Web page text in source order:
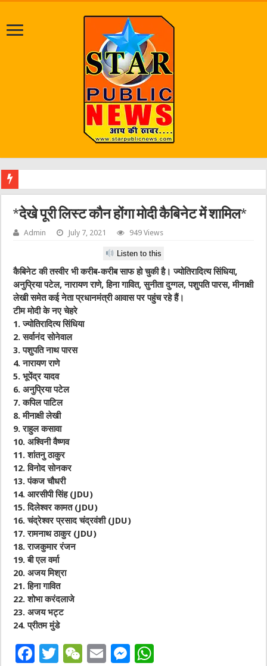
*देखे पूरी लिस्ट कौन होंगा मोदी कैबिनेट में शामिल*
Admin July 7, 2021 949 Views
Listen to this
कैबिनेट की तस्वीर भी करीब-करीब साफ हो चुकी है। ज्योतिरादित्य सिंधिया,
अनुप्रिया पटेल, नारायण राणे, हिना गावित, सुनीता दुग्गल, पशुपति पारस, मीनाक्षी
लेखी समेत कई नेता प्रधानमंत्री आवास पर पहुंच रहे हैं।
टीम मोदी के नए चेहरे
1.ज्योतिरादित्य सिंधिया
2.सर्वानंद सोनेवाल
3.पशुपति नाथ पारस
4.नारायण राणे
5.भूपेंद्र यादव
6. अनुप्रिया पटेल
7.कपिल पाटिल
8.मीनाक्षी लेखी
9.राहुल कसावा
10.अश्विनी वैष्णव
11.शांतनु ठाकुर
12.विनोद सोनकर
13.पंकज चौधरी
14.आरसीपी सिंह (JDU)
15.दिलेश्वर कामत (JDU)
16.चंद्रेश्वर प्रसाद चंद्रवंशी (JDU)
17.रामनाथ ठाकुर (JDU)
18.राजकुमार रंजन
19.बी एल वर्मा
20.अजय मिश्रा
21.हिना गावित
22.शोभा करंदलाजे
23. अजय भट्ट
24.प्रीतम मुंडे
F
T
W E
M